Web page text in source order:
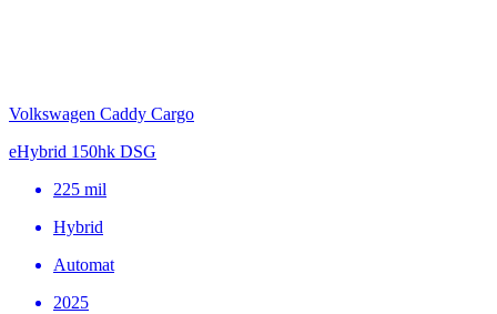
Volkswagen Caddy Cargo
eHybrid 150hk DSG
225 mil
Hybrid
Automat
2025